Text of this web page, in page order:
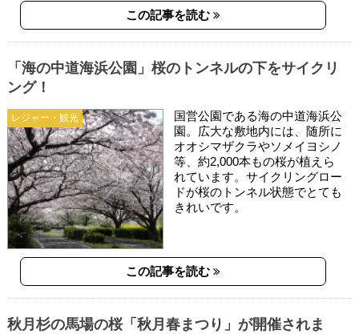
この記事を読む
レジャー・観光
「海の中道海浜公園」桜のトンネルの下をサイクリ
ング！
国営公園である海の中道海浜公
園。広大な敷地内には、随所に
オオシマザクラやソメイヨシノ
等、約2,000本もの桜が植えら
れています。サイクリングロー
ドが桜のトンネル状態でとても
きれいです。
この記事を読む
秋月杉の馬場の桜「秋月春まつり」が開催されま